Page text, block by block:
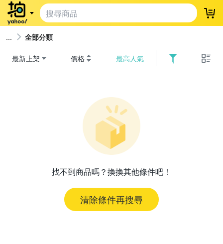
登
全部分類
最新上架 價格 最高人氣
找不到商品嗎？換換其他條件吧！
清除條件再搜尋